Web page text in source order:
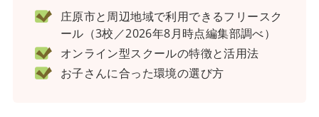
庄原市と周辺地域で利用できるフリースク
ール（3校／2026年8月時点編集部調べ）
オンライン型スクールの特徴と活用法
お子さんに合った環境の選び方